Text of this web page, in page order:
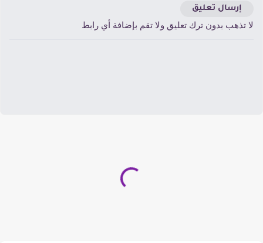
إرسال تعليق
تذهب بدون ترك تعليق ولا تقم بإضافة أي رابط